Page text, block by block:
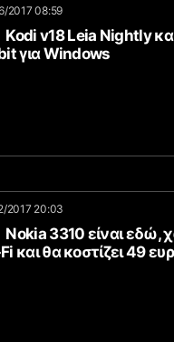
2017 08:59
Kodi v18 Leia Nightly
για Windows
2017 20:03
Nokia 3310 είναι εδώ,
και θα κοστίζει 49